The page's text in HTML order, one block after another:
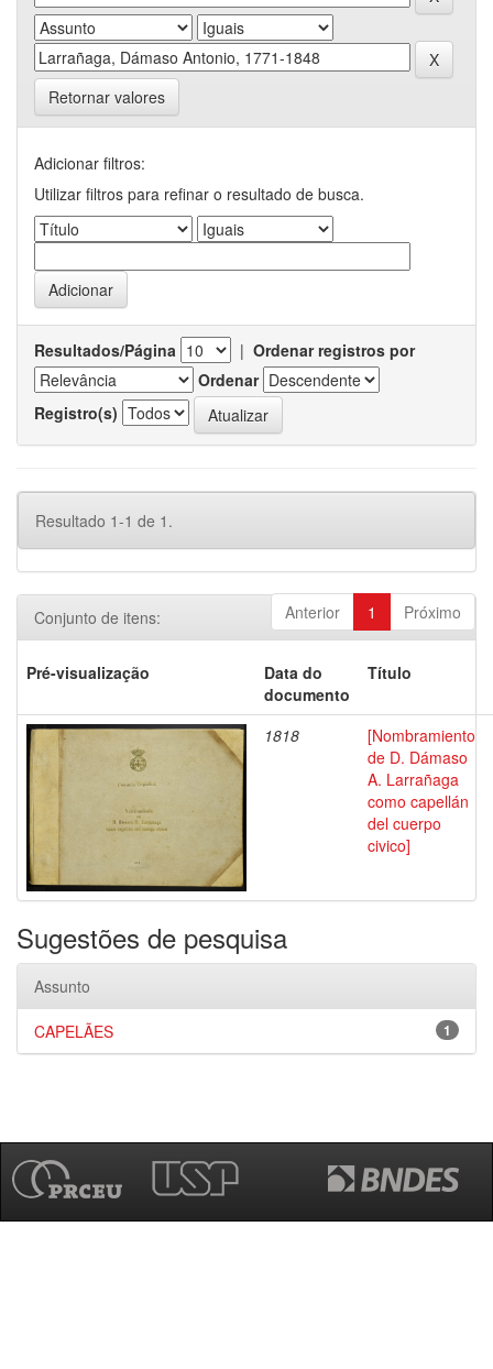
Retornar valores
Adicionar filtros:
Utilizar filtros para refinar o resultado de busca.
Resultados/Página | Ordenar registros por
Ordenar
Registro(s)
Resultado 1-1 de 1.
Anterior 1 Próximo
Conjunto de itens:
Pré-visualização
Data do
documento
Título
1818
[Nombramiento
de D. Dámaso
A. Larrañaga
como capellán
del cuerpo
civico]
Sugestões de pesquisa
Assunto
1
CAPELÃES